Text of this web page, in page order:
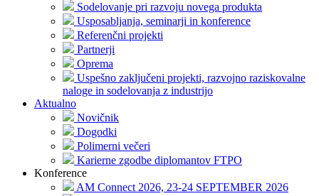
Sodelovanje pri razvoju novega produkta
Usposabljanja, seminarji in konference
Referenčni projekti
Partnerji
Oprema
Uspešno zaključeni projekti, razvojno raziskovalne
naloge in sodelovanja z industrijo
Aktualno
Novičnik
Dogodki
Polimerni večeri
Karierne zgodbe diplomantov FTPO
Konference
AM Connect 2026, 23-24 SEPTEMBER 2026